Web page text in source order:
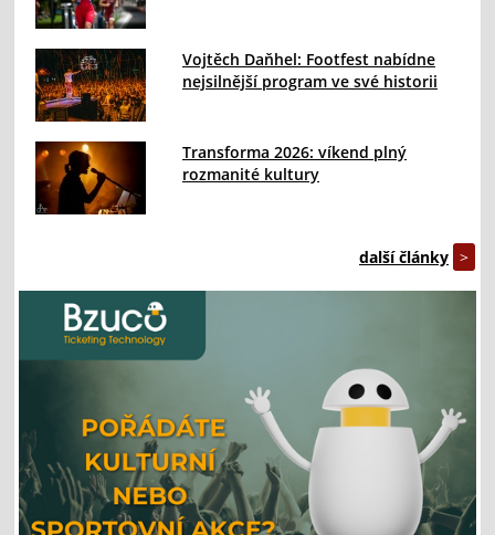
Vojtěch Daňhel: Footfest nabídne
nejsilnější program ve své historii
Transforma 2026: víkend plný
rozmanité kultury
další články >